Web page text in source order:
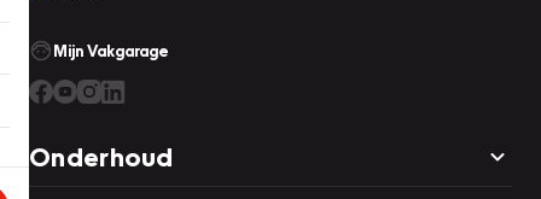
Mijn Vakgarage
Onderhoud